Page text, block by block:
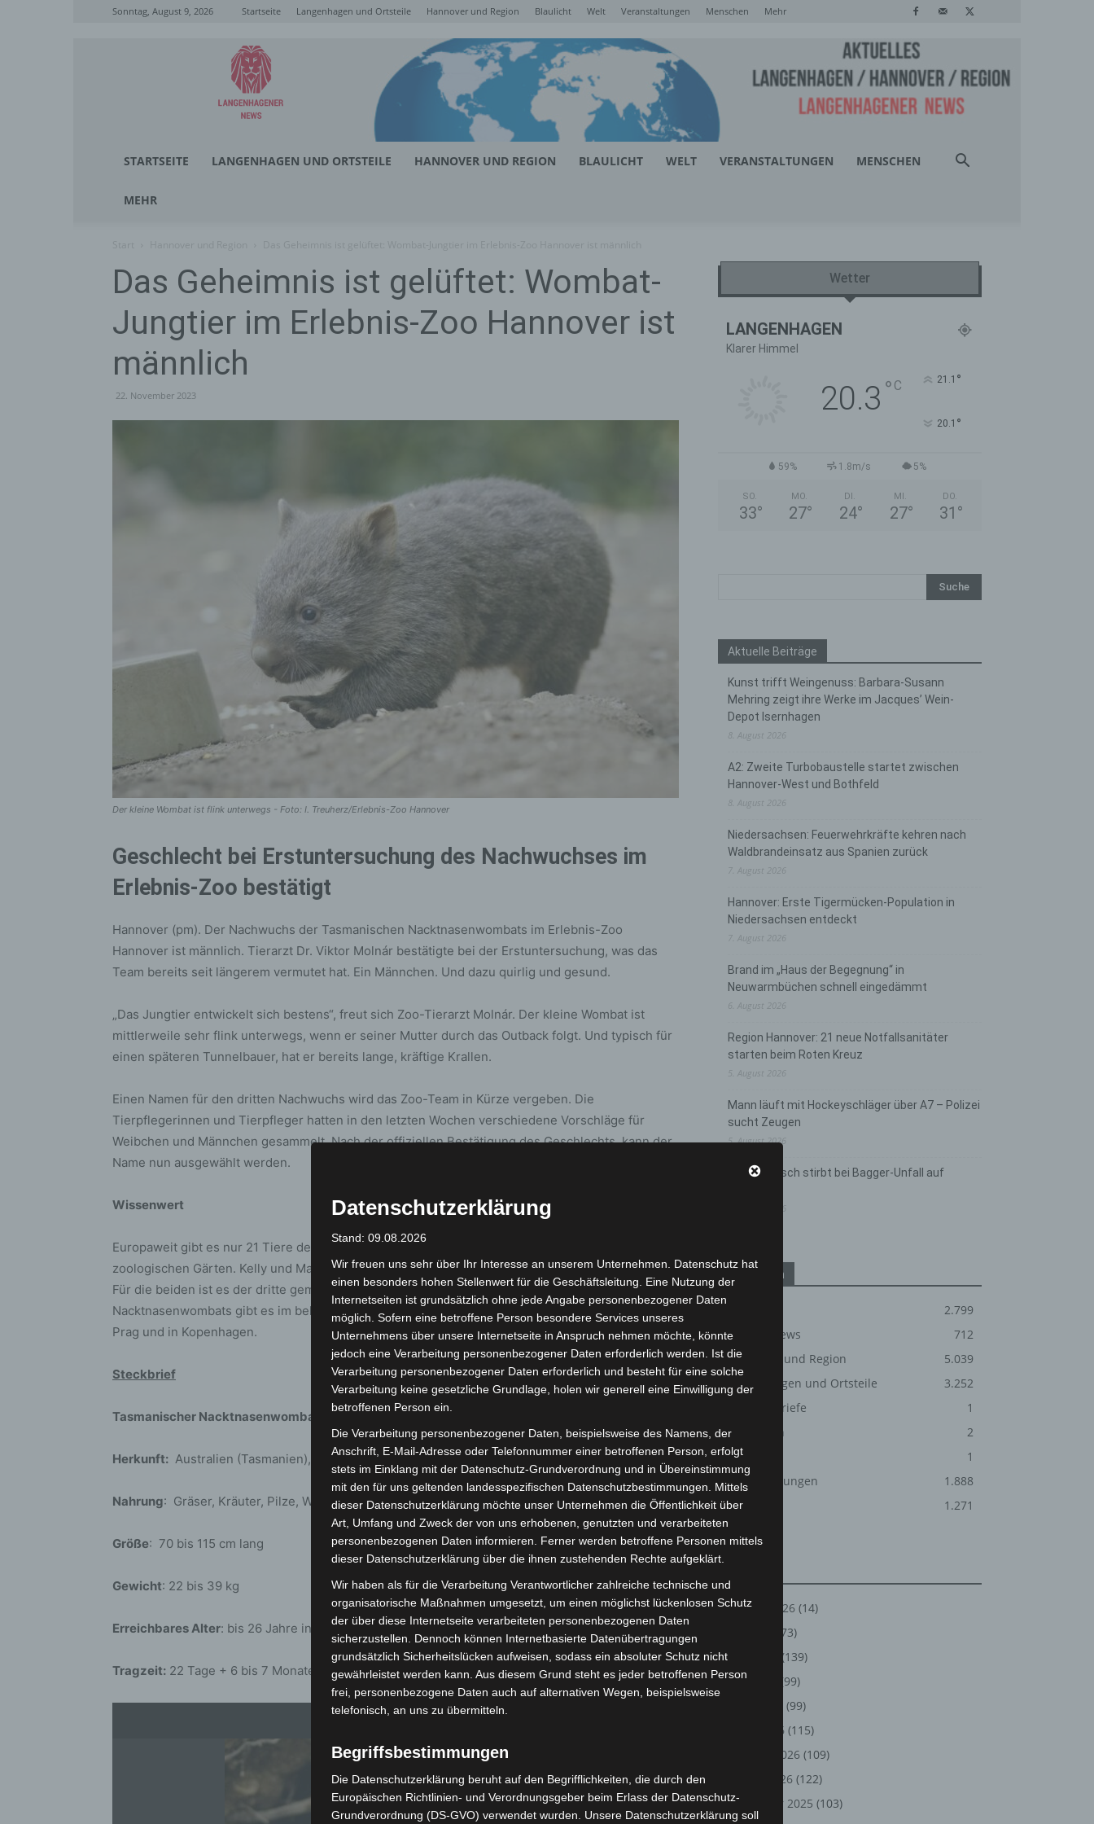
Sonntag, August 9, 2026 Startseite Langenhagen und Ortsteile Hannover und Region Blaulicht Welt Veranstaltungen Menschen Mehr
Langenhagener
News
STARTSEITE LANGENHAGEN UND ORTSTEILE HANNOVER UND REGION BLAULICHT WELT VERANSTALTUNGEN MENSCHEN
MEHR
Das Geheimnis ist gelüftet: Wombat-
Jungtier im Erlebnis-Zoo Hannover ist
männlich
22. November 2023
Der kleine Wombat ist flink unterwegs - Foto: I. Treuherz/Erlebnis-Zoo Hannover
Geschlecht bei Erstuntersuchung des Nachwuchses im
Erlebnis-Zoo bestätigt
Hannover (pm). Der Nachwuchs der Tasmanischen Nacktnasenwombats im Erlebnis-Zoo
Hannover ist männlich. Tierarzt Dr. Viktor Molnár bestätigte bei der Erstuntersuchung, was das
Team bereits seit längerem vermutet hat. Ein Männchen. Und dazu quirlig und gesund.
„Das Jungtier entwickelt sich bestens“, freut sich Zoo-Tierarzt Molnár. Der kleine Wombat ist
mittlerweile sehr flink unterwegs, wenn er seiner Mutter durch das Outback folgt. Und typisch für
einen späteren Tunnelbauer, hat er bereits lange, kräftige Krallen.
Einen Namen für den dritten Nachwuchs wird das Zoo-Team in Kürze vergeben. Die
Tierpflegerinnen und Tierpfleger hatten in den letzten Wochen verschiedene Vorschläge für
Weibchen und Männchen gesammelt. Nach der offiziellen Bestätigung des Geschlechts, kann der
Name nun ausgewählt werden.
Wissenwert
Europaweit gibt es nur 21 Tiere der Unterart des Tasmanischen Nacktnasenwombats in
zoologischen Gärten. Kelly und Maya sind die einzigen Vertreter ihrer Unterart in Deutschland.
Für die beiden ist es der dritte gemeinsame Nachwuchs. Weitere Haltungen des Tasmanischen
Nacktnasenwombats gibt es im belgischen Pairi Daiza, im niederländischen Brabant, in Budapest,
Prag und in Kopenhagen.
Steckbrief
Tasmanischer Nacktnasenwombat (Vombatus Ursinus Tasmanienses)
Herkunft: Australien (Tasmanien), Feucht- und Trockenwälder
Nahrung: Gräser, Kräuter, Pilze, Wurzeln
Größe: 70 bis 115 cm lang
Gewicht: 22 bis 39 kg
Erreichbares Alter: bis 26 Jahre in menschlicher Obhut
Tragzeit: 22 Tage + 6 bis 7 Monate Beuteltragezeit, Geburtsgewicht 2 Gramm
Wetter
LANGENHAGEN
Klarer Himmel
20.3 ° C 21.1 °
20.1 °
59% 1.8m/s 5%
SO.
33°
MO.
27°
DI.
24°
MI.
27°
DO.
31 °
Aktuelle Beiträge
Kunst trifft Weingenuss: Barbara-Susann
Mehring zeigt ihre Werke im Jacques’ Wein-
Depot Isernhagen
8. August 2026
A2: Zweite Turbobaustelle startet zwischen
Hannover-West und Bothfeld
8. August 2026
Niedersachsen: Feuerwehrkräfte kehren nach
Waldbrandeinsatz aus Spanien zurück
7. August 2026
Hannover: Erste Tigermücken-Population in
Niedersachsen entdeckt
7. August 2026
Brand im „Haus der Begegnung“ in
Neuwarmbüchen schnell eingedämmt
6. August 2026
Region Hannover: 21 neue Notfallsanitäter
starten beim Roten Kreuz
5. August 2026
Mann läuft mit Hockeyschläger über A7 – Polizei
sucht Zeugen
5. August 2026
Celle: Mensch stirbt bei Bagger-Unfall auf
Kategorien
2.799
Corona-News
712
Hannover und Region
5.039
Langenhagen und Ortsteile
3.252
Leserbriefe
1
Menschen
2
Über uns
1
Veranstaltungen
1.888
Welt
1.271
August 2026 (14)
(73)
(139)
Mai 2026
(99)
(99)
März 2026 (115)
Februar 2026 (109)
Januar 2026 (122)
Dezember 2025 (103)
Datenschutzerklärung
Stand: 09.08.2026
Wir freuen uns sehr über Ihr Interesse an unserem Unternehmen. Datenschutz hat
einen besonders hohen Stellenwert für die Geschäftsleitung. Eine Nutzung der
Internetseiten ist grundsätzlich ohne jede Angabe personenbezogener Daten
möglich. Sofern eine betroffene Person besondere Services unseres
Unternehmens über unsere Internetseite in Anspruch nehmen möchte, könnte
jedoch eine Verarbeitung personenbezogener Daten erforderlich werden. Ist die
Verarbeitung personenbezogener Daten erforderlich und besteht für eine solche
Verarbeitung keine gesetzliche Grundlage, holen wir generell eine Einwilligung der
betroffenen Person ein.
Die Verarbeitung personenbezogener Daten, beispielsweise des Namens, der
Anschrift, E-Mail-Adresse oder Telefonnummer einer betroffenen Person, erfolgt
stets im Einklang mit der Datenschutz-Grundverordnung und in Übereinstimmung
mit den für uns geltenden landesspezifischen Datenschutzbestimmungen. Mittels
dieser Datenschutzerklärung möchte unser Unternehmen die Öffentlichkeit über
Art, Umfang und Zweck der von uns erhobenen, genutzten und verarbeiteten
personenbezogenen Daten informieren. Ferner werden betroffene Personen mittels
dieser Datenschutzerklärung über die ihnen zustehenden Rechte aufgeklärt.
Wir haben als für die Verarbeitung Verantwortlicher zahlreiche technische und
organisatorische Maßnahmen umgesetzt, um einen möglichst lückenlosen Schutz
der über diese Internetseite verarbeiteten personenbezogenen Daten
sicherzustellen. Dennoch können Internetbasierte Datenübertragungen
grundsätzlich Sicherheitslücken aufweisen, sodass ein absoluter Schutz nicht
gewährleistet werden kann. Aus diesem Grund steht es jeder betroffenen Person
frei, personenbezogene Daten auch auf alternativen Wegen, beispielsweise
telefonisch, an uns zu übermitteln.
Begriffsbestimmungen
Die Datenschutzerklärung beruht auf den Begrifflichkeiten, die durch den
Europäischen Richtlinien- und Verordnungsgeber beim Erlass der Datenschutz-
Grundverordnung (DS-GVO) verwendet wurden. Unsere Datenschutzerklärung soll